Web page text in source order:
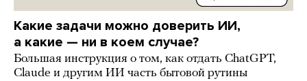
Какие задачи можно доверить ИИ,
а какие — ни в коем случае?
Большая инструкция о том, как отдать ChatGPT,
Claude и другим ИИ часть бытовой рутины